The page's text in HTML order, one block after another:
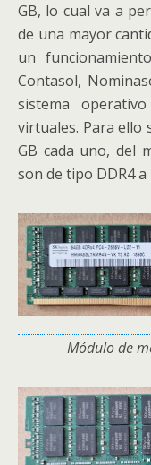
GB, lo cual va a
de una mayor
un
Contasol,
sistema
virtuales. Para ello
GB cada uno, del
son de tipo DDR4 a
Módulo de